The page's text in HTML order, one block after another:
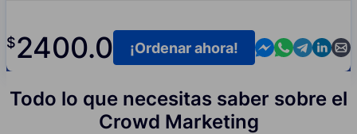
$2400.0 Contact us in
Contact us
Contact
¡Ordenar ahora!
Todo lo que necesitas saber sobre el
Crowd Marketing